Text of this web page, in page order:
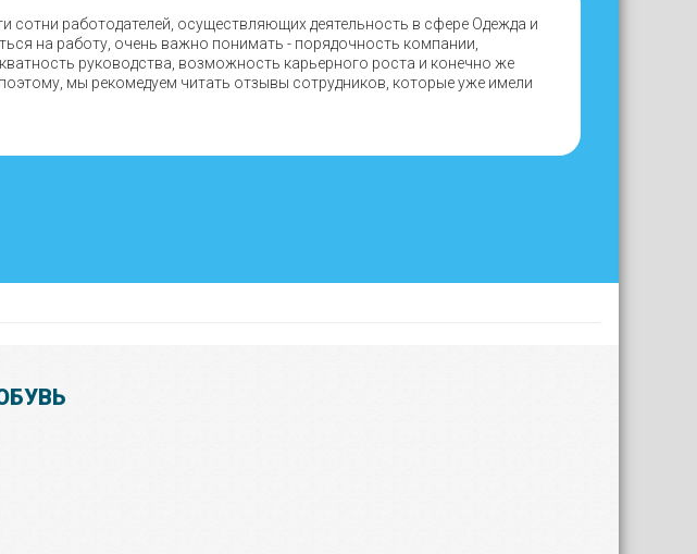
сотни работодателей, осуществляющих деятельность в сфере Одежда и
на работу, очень важно понимать - порядочность компании,
руководства, возможность карьерного роста и конечно же
мы рекомедуем читать отзывы сотрудников, которые уже имели